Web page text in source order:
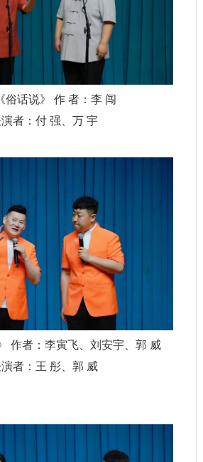
俗话说》 作 者：李 闯
者：付 强、万 宇
作者：李寅飞、刘安宇、郭 威
者：王 彤、郭 威